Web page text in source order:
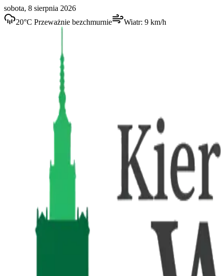
sobota, 8 sierpnia 2026
20°C Przeważnie bezchmurnie Wiatr: 9 km/h